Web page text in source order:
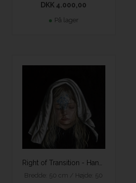
DKK 4.000,00
På lager
Bredde: 50 cm / Højde: 50